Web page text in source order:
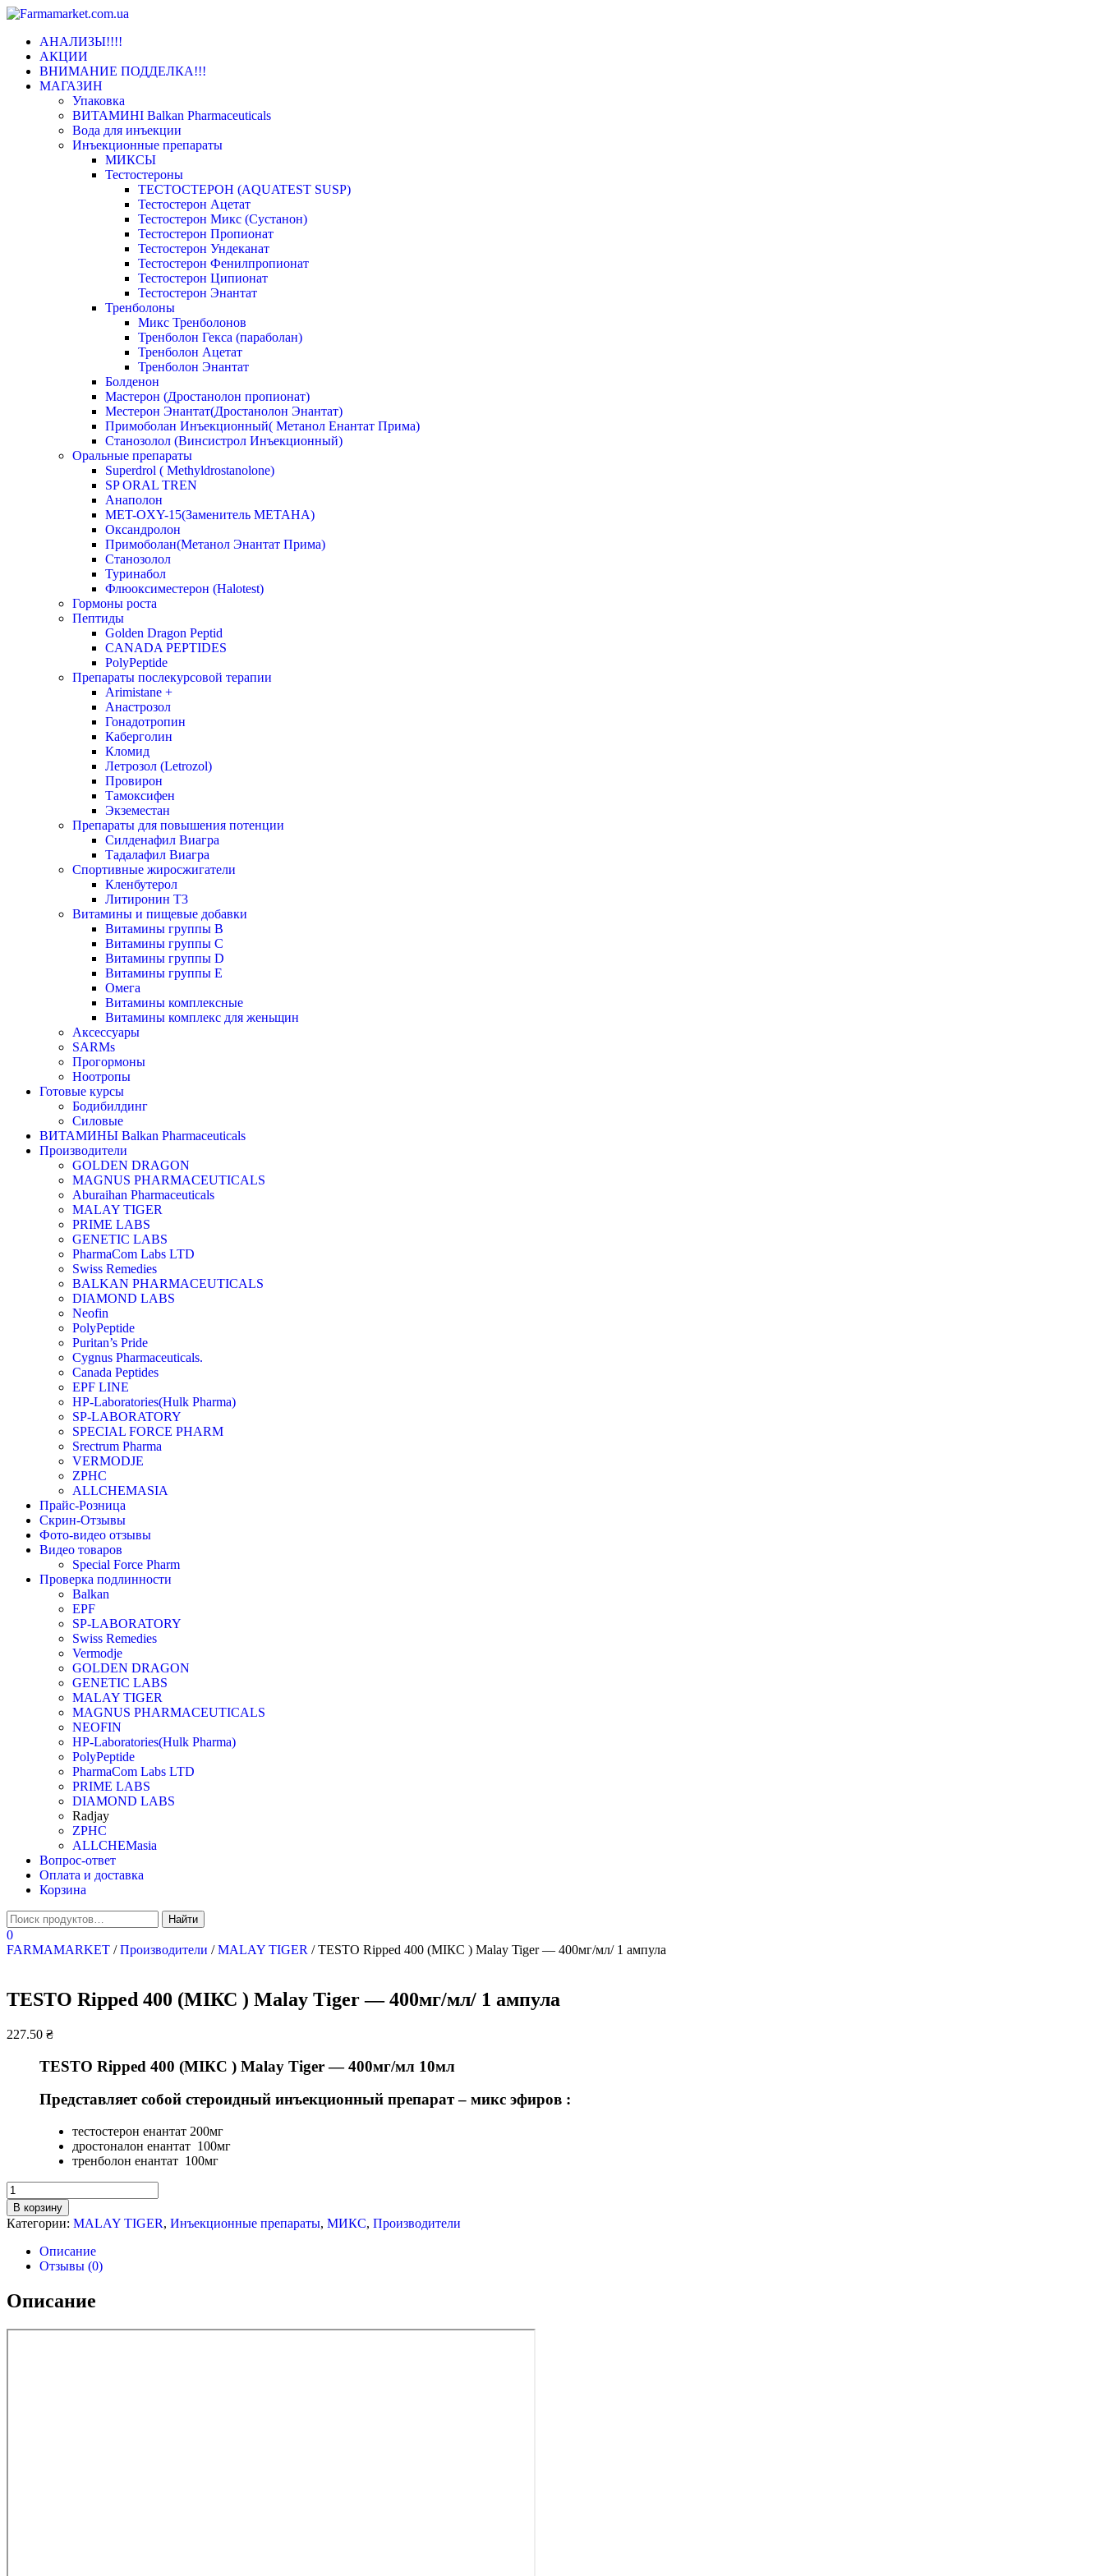
навигациюАНАЛИЗЫ!!!!
АКЦИИ
ВНИМАНИЕ ПОДДЕЛКА!!!
МАГАЗИН
Упаковка
ВИТАМИНІ Balkan Pharmaceuticals
Вода для инъекции
Инъeкциoнныe препараты
МИКСЫ
Тестостероны
ТЕСТОСТЕРОН (AQUATEST SUSP)
Тестостерон Ацетат
Тестостерон Микс (Сустанон)
Тестостерон Пропионат
Тестостерон Ундеканат
Тестостерон Фенилпропионат
Тестостерон Ципионат
Тестостерон Энантат
Тренболоны
Микс Тренболонов
Тренболон Гекса (параболан)
Тренболон Ацетат
Тренболон Энантат
Болденон
Мастерон (Дростанолон пропионат)
Местерон Энантат(Дростанолон Энантат)
Примоболан Инъекционный( Метанол Енантат Прима)
Станозолол (Винсистрол Инъекционный)
Оральные препараты
Superdrol ( Methyldrostanolone)
SP ORAL TREN
Анаполон
MET-OXY-15(Заменитель МЕТАНА)
Оксандролон
Примоболан(Метанол Энантат Прима)
Станoзолол
Туринабол
Флюоксиместерон (Halotest)
Гормоны роста
Пептиды
Golden Dragon Peptid
CANADA PEPTIDES
PolyPeptide
Препараты послекурсовой терапии
Arimistane +
Анастрозол
Гонадотропин
Каберголин
Кломид
Летрозол (Letrozol)
Провирон
Тамоксифен
Экземестан
Препараты для повышения потенции
Силденафил Виагра
Тадалафил Виагра
Спортивные жиросжигатели
Кленбутерол
Литиронин Т3
Витамины и пищевые добавки
Витамины группы В
Витамины группы С
Витамины группы D
Витамины группы Е
Омега
Витамины комплексные
Витамины комплекс для женьщин
Аксессуары
SARMs
Прогормоны
Ноотропы
Готовые курсы
Бодибилдинг
Силовые
ВИТАМИНЫ Balkan Pharmaceuticals
Производители
GOLDEN DRAGON
MAGNUS PHARMACEUTICALS
Aburaihan Pharmaceuticals
MALAY TIGER
PRIME LABS
GENETIC LABS
PharmaCom Labs LTD
Swiss Remedies
BALKAN PHARMACEUTICALS
DIAMOND LABS
Neofin
PolyPeptide
Puritan’s Pride
Cygnus Pharmaceuticals.
Canada Peptides
EPF LINE
HP-Laboratories(Hulk Pharma)
SP-LABORATORY
SPECIAL FORCE PHARM
Srectrum Pharma
VERMODJE
ZPHC
ALLCHEMASIA
Прайс-Розница
Скрин-Отзывы
Фото-видео отзывы
Видео товаров
Special Force Pharm
Проверка подлинности
Balkan
EPF
SP-LABORATORY
Swiss Remedies
Vermodje
GOLDEN DRAGON
GENETIC LABS
MALAY TIGER
MAGNUS PHARMACEUTICALS
NEOFIN
HP-Laboratories(Hulk Pharma)
PolyPeptide
PharmaCom Labs LTD
PRIME LABS
DIAMOND LABS
Radjay
ZPHC
ALLCHEMasia
Вопрос-ответ
Оплата и доставка
Корзина
0
FARMAMARKET /Производители /MALAY TIGER / TESTO Ripped 400 (МІКС ) Malay Tiger — 400мг/мл/ 1 ампула
TESTO Ripped 400 (МІКС ) Malay Tiger — 400мг/мл/ 1 ампула
227.50 ₴
TESTO Ripped 400 (МІКС ) Malay Tiger — 400мг/мл 10мл
Представляет собой стероидный инъекционный препарат – микс эфиров :
тестостерон енантат 200мг
дростоналон енантат 100мг
тренболон енантат 100мг
Количество
TESTO
Ripped
400
(МІКС
Tiger
-
В корзину
Категории: MALAY TIGER, Инъeкциoнныe препараты, МИКС, Производители
Описание
Отзывы (0)
Описание